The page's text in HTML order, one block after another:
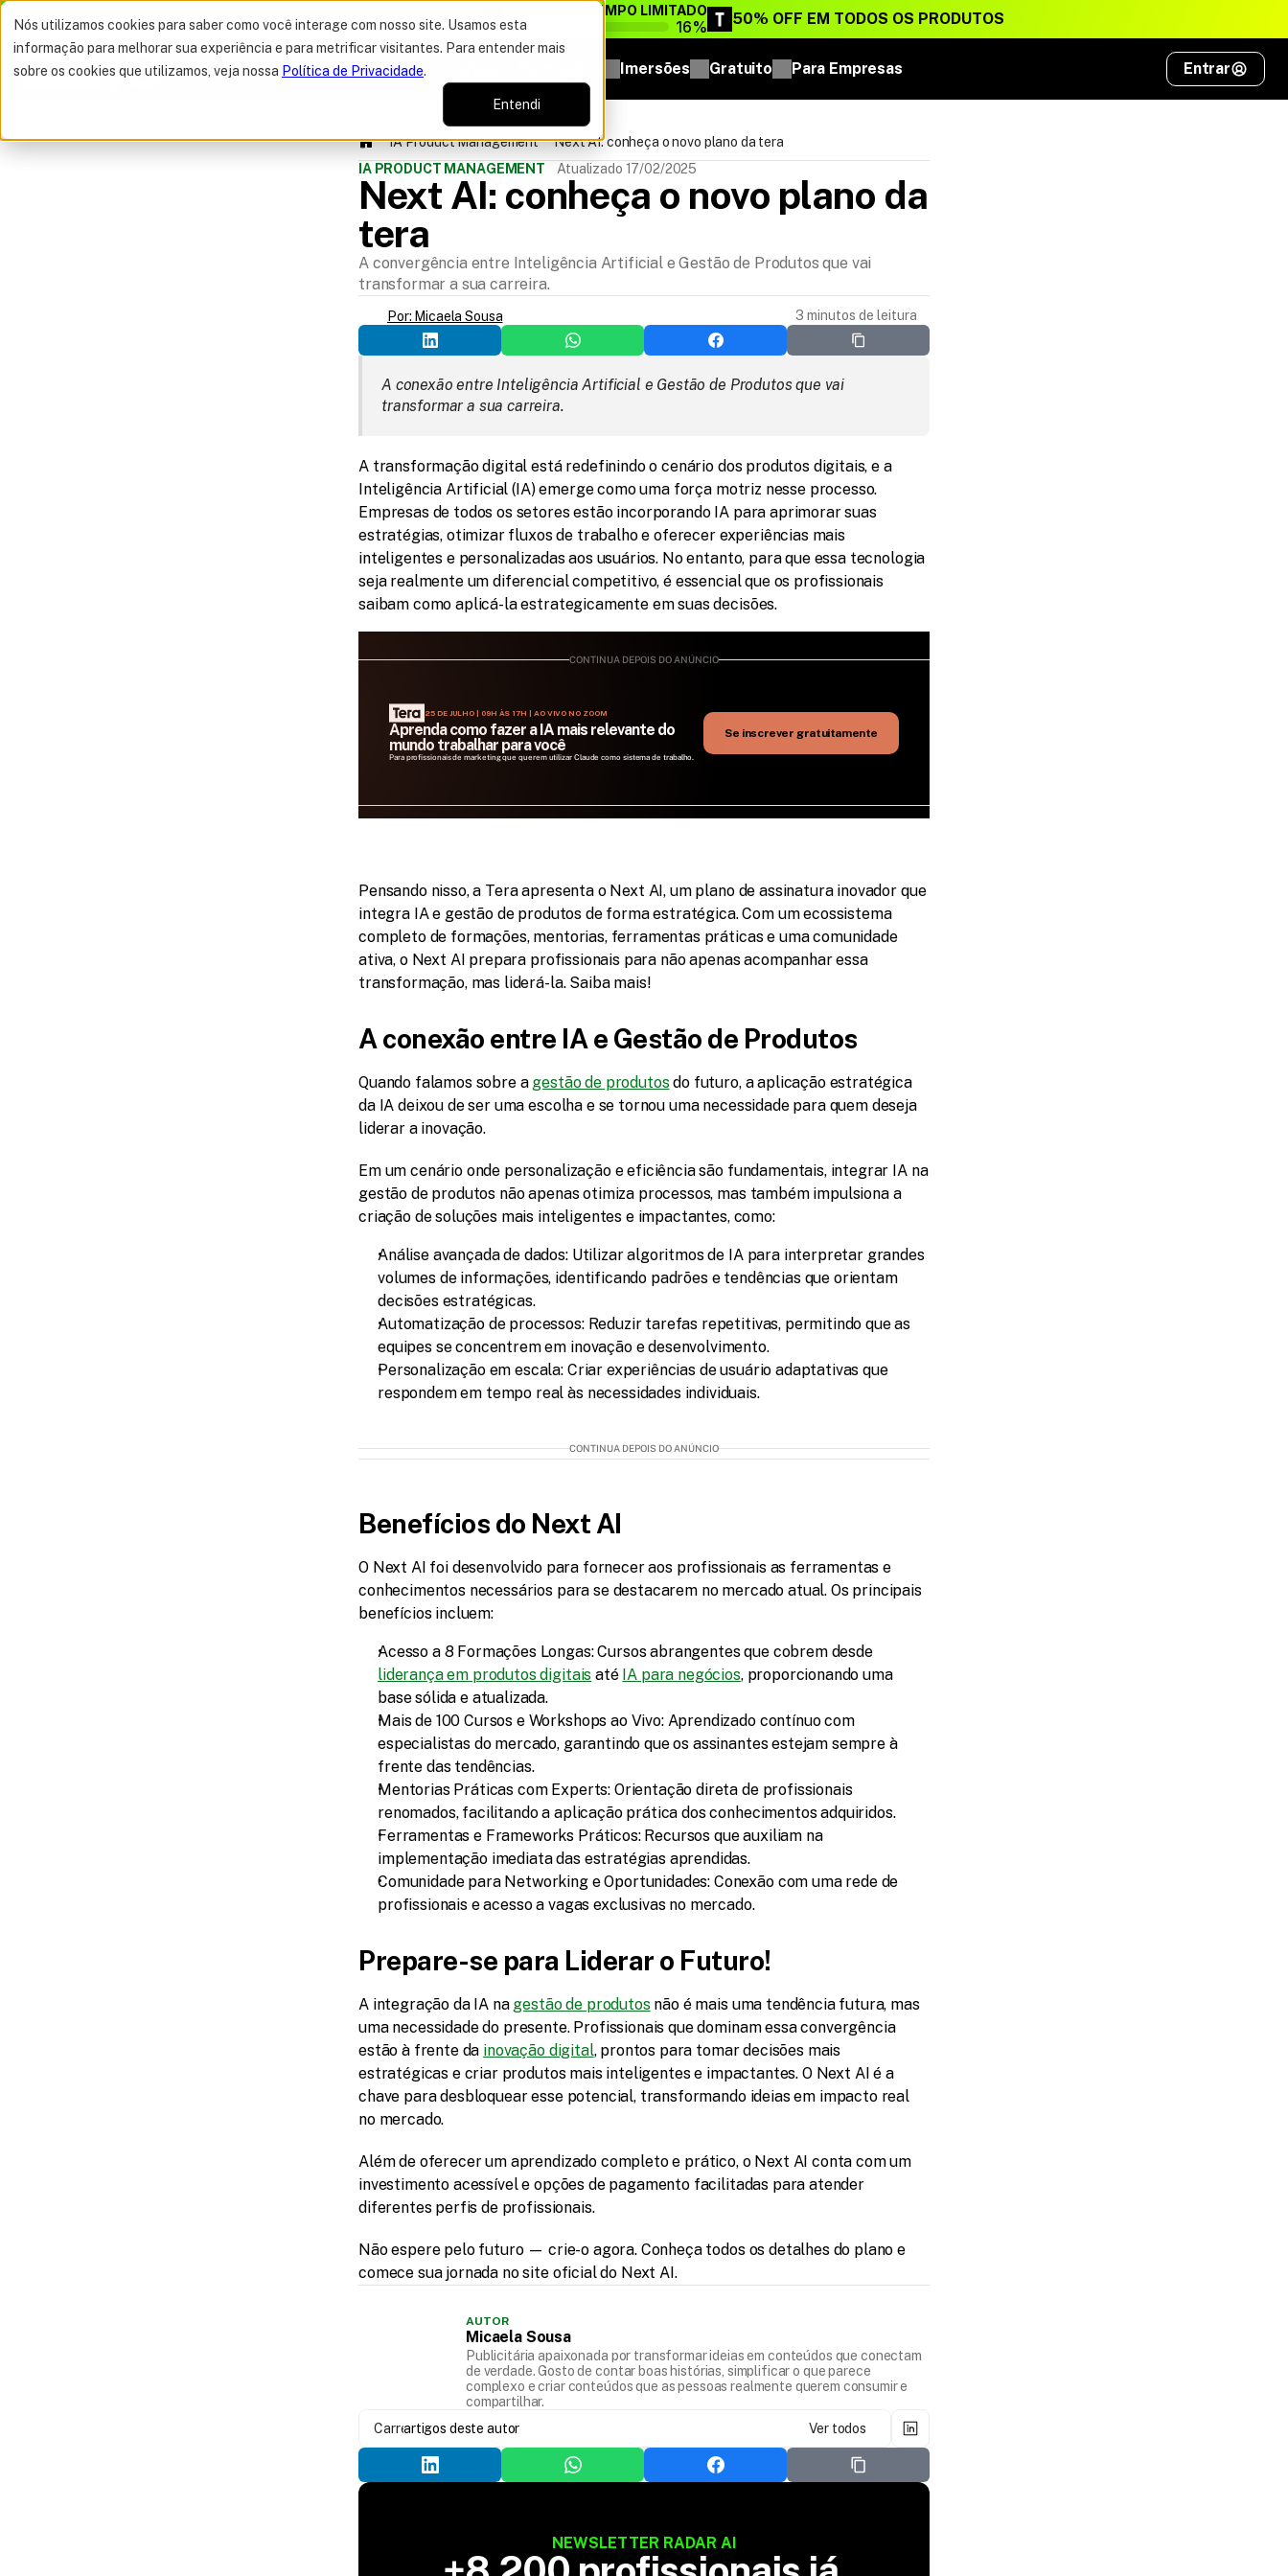
Nós utilizamos cookies para saber como você interage com nosso site. Usamos esta
informação para melhorar sua experiência e para metrificar visitantes. Para entender mais
sobre os cookies que utilizamos, veja nossa Política de Privacidade.
Entendi
Imersões Gratuito Para Empresas Entrar
MELHOR OFERTA DO ANO VAGAS POR TEMPO LIMITADO
16% 50% OFF EM TODOS OS PRODUTOS
IA Product Management
Next AI: conheça o novo plano da tera
IA PRODUCT MANAGEMENT
Atualizado 17/02/2025
Next AI: conheça o novo plano da
tera
A convergência entre Inteligência Artificial e Gestão de Produtos que vai
transformar a sua carreira.
Por: Micaela Sousa 3 minutos de leitura
A conexão entre Inteligência Artificial e Gestão de Produtos que vai
transformar a sua carreira.
A transformação digital está redefinindo o cenário dos produtos digitais, e a
Inteligência Artificial (IA) emerge como uma força motriz nesse processo.
Empresas de todos os setores estão incorporando IA para aprimorar suas
estratégias, otimizar fluxos de trabalho e oferecer experiências mais
inteligentes e personalizadas aos usuários. No entanto, para que essa tecnologia
seja realmente um diferencial competitivo, é essencial que os profissionais
saibam como aplicá-la estrategicamente em suas decisões.
CONTINUA DEPOIS DO ANÚNCIO
25 DE JULHO | 09H ÀS 17H | AO VIVO NO ZOOM
Aprenda como fazer a IA mais relevante do
mundo trabalhar para você
Para profissionais de marketing que querem utilizar Claude como sistema de trabalho.
Se inscrever gratuitamente
Pensando nisso, a Tera apresenta o Next AI, um plano de assinatura inovador que
integra IA e gestão de produtos de forma estratégica. Com um ecossistema
completo de formações, mentorias, ferramentas práticas e uma comunidade
ativa, o Next AI prepara profissionais para não apenas acompanhar essa
transformação, mas liderá-la. Saiba mais!
A conexão entre IA e Gestão de Produtos
Quando falamos sobre a gestão de produtos do futuro, a aplicação estratégica
da IA deixou de ser uma escolha e se tornou uma necessidade para quem deseja
liderar a inovação.
Em um cenário onde personalização e eficiência são fundamentais, integrar IA na
gestão de produtos não apenas otimiza processos, mas também impulsiona a
criação de soluções mais inteligentes e impactantes, como:
Análise avançada de dados: Utilizar algoritmos de IA para interpretar grandes
volumes de informações, identificando padrões e tendências que orientam
decisões estratégicas.
Automatização de processos: Reduzir tarefas repetitivas, permitindo que as
equipes se concentrem em inovação e desenvolvimento.
Personalização em escala: Criar experiências de usuário adaptativas que
respondem em tempo real às necessidades individuais.
CONTINUA DEPOIS DO ANÚNCIO
Benefícios do Next AI
O Next AI foi desenvolvido para fornecer aos profissionais as ferramentas e
conhecimentos necessários para se destacarem no mercado atual. Os principais
benefícios incluem:
Acesso a 8 Formações Longas: Cursos abrangentes que cobrem desde
liderança em produtos digitais até IA para negócios, proporcionando uma
base sólida e atualizada.
Mais de 100 Cursos e Workshops ao Vivo: Aprendizado contínuo com
especialistas do mercado, garantindo que os assinantes estejam sempre à
frente das tendências.
Mentorias Práticas com Experts: Orientação direta de profissionais
renomados, facilitando a aplicação prática dos conhecimentos adquiridos.
Ferramentas e Frameworks Práticos: Recursos que auxiliam na
implementação imediata das estratégias aprendidas.
Comunidade para Networking e Oportunidades: Conexão com uma rede de
profissionais e acesso a vagas exclusivas no mercado.
Prepare-se para Liderar o Futuro!
A integração da IA na gestão de produtos não é mais uma tendência futura, mas
uma necessidade do presente. Profissionais que dominam essa convergência
estão à frente da inovação digital, prontos para tomar decisões mais
estratégicas e criar produtos mais inteligentes e impactantes. O Next AI é a
chave para desbloquear esse potencial, transformando ideias em impacto real
no mercado.
Além de oferecer um aprendizado completo e prático, o Next AI conta com um
investimento acessível e opções de pagamento facilitadas para atender
diferentes perfis de profissionais.
Não espere pelo futuro — crie-o agora. Conheça todos os detalhes do plano e
comece sua jornada no site oficial do Next AI.
AUTOR
Micaela Sousa
Publicitária apaixonada por transformar ideias em conteúdos que conectam
de verdade. Gosto de contar boas histórias, simplificar o que parece
complexo e criar conteúdos que as pessoas realmente querem consumir e
compartilhar.
Carregando...
artigos deste autor Ver todos
NEWSLETTER RADAR AI